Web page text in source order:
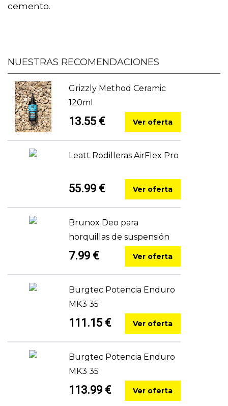
cemento.
NUESTRAS RECOMENDACIONES
Grizzly Method Ceramic
120ml
13.55 € Ver oferta
Leatt Rodilleras AirFlex Pro
55.99 € Ver oferta
Brunox Deo para
horquillas de suspensión
7.99 € Ver oferta
Burgtec Potencia Enduro
MK3 35
111.15 € Ver oferta
Burgtec Potencia Enduro
MK3 35
113.99 € Ver oferta